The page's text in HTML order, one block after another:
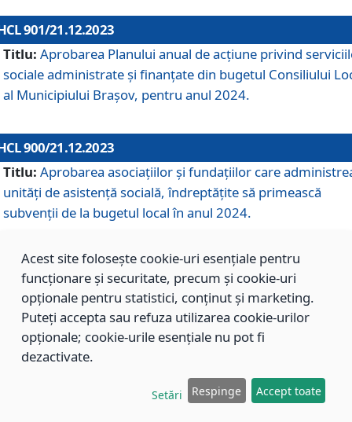
901/21.12.2023
Titlu: Aprobarea Planului anual de acțiune privind
sociale administrate și finanțate din bugetul Consiliului
al Municipiului Brașov, pentru anul 2024.
900/21.12.2023
Titlu: Aprobarea asociațiilor şi fundațiilor care
unități de asistenţă socială, îndreptăţite să primească
subvenţii de la bugetul local în anul 2024.
899/21.12.2023
Aprobarea standardelor de cost pentru serviciile
sociale furnizate în cadrul Direcției de Asistență Socială
Brașov, pentru anul 2024.
Modificarea Anexei la H.C.L. nr. 91 din 09.02.2018,
Acest site folosește cookie-uri esențiale pentru
funcționare și securitate, precum și cookie-uri
opționale pentru statistici, conținut și marketing.
Puteți accepta sau refuza utilizarea cookie-urilor
opționale; cookie-urile esențiale nu pot fi
dezactivate.
Setări Respinge Accept toate